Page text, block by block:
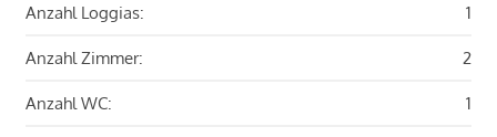
Anzahl Loggias: 1
Anzahl Zimmer: 2
Anzahl WC: 1